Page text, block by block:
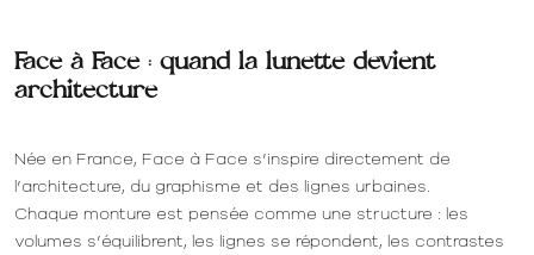
Face à Face : quand la lunette devient
architecture
Née en France, Face à Face s’inspire directement de
l’architecture, du graphisme et des lignes urbaines.
Chaque monture est pensée comme une structure : les
volumes s’équilibrent, les lignes se répondent, les contrastes